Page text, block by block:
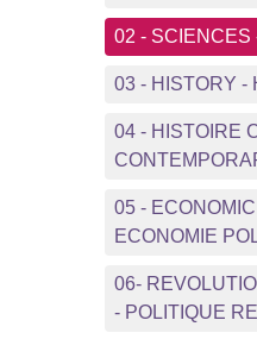
02 - SCIENCES
03 - HISTORY -
04 - HISTOIRE
05 -
ECONOMIE
06-
- POLITIQUE